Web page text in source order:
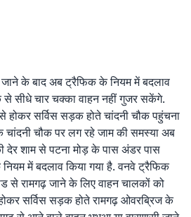
के बाद अब ट्रैफिक के नियम में बदलाव
से सीधे चार चक्का वाहन नहीं गुजर सकेंगे.
सर्विस सड़क होते चांदनी चौक पहुंचना
के चांदनी चौक पर लग रहे जाम की समस्या अब
देर शाम से पटना मोड़ के पास अंडर पास
में बदलाव किया गया है. वनवे ट्रैफिक
से रामगढ़ जाने के लिए वाहन चालकों को
सर्विस सड़क होते रामगढ़ ओवरब्रिज के